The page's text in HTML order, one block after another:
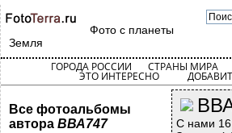
Фото с планеты
Земля
ГОРОДА РОССИИ СТРАНЫ МИРА
ЭТО ИНТЕРЕСНО
С нами 16
Все фотоальбомы
автора ВВА747